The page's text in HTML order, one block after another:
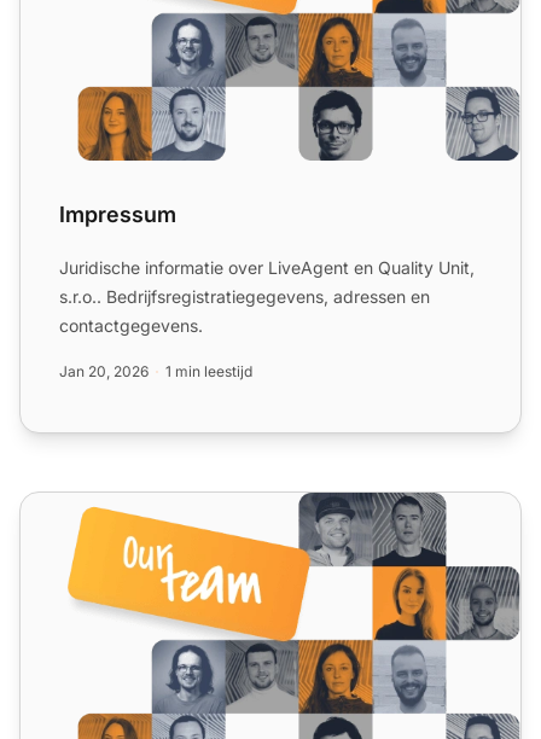
Impressum
Juridische informatie over LiveAgent en Quality Unit,
s.r.o.. Bedrijfsregistratiegegevens, adressen en
contactgegevens.
Jan 20, 2026 1 min leestijd
Mijlpalen